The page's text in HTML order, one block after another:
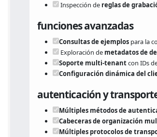
Inspección de reglas de
funciones avanzadas
Consultas de ejemplospara la
Exploración de metadatos de
Soporte multi-tenantcon IDs
Configuración dinámica del
autenticación y
Múltiples métodos de
Cabeceras de organización
Múltiples protocolos de